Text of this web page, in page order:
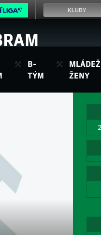
B-
TÝM
ŽENY
KLUBY